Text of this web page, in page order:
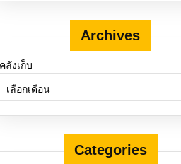
Archives
คลังเก็บ
Categories